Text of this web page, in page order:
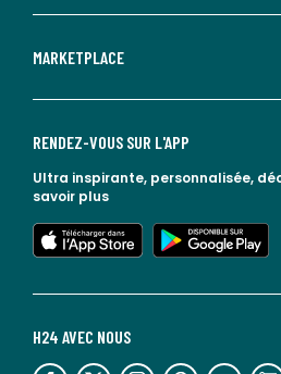
MARKETPLACE
H24 AVEC NOUS
lien vers l'espace réseaux sociaux lien vers l'espace réseaux sociaux lien vers l'espace réseaux sociaux lien vers l'espace réseaux sociaux lien vers l'espace réseaux sociaux lien vers le blog
RENDEZ-VOUS SUR L'APP
Ultra inspirante, personnalisée,
savoir plus
lien vers l'app store
lien vers google play